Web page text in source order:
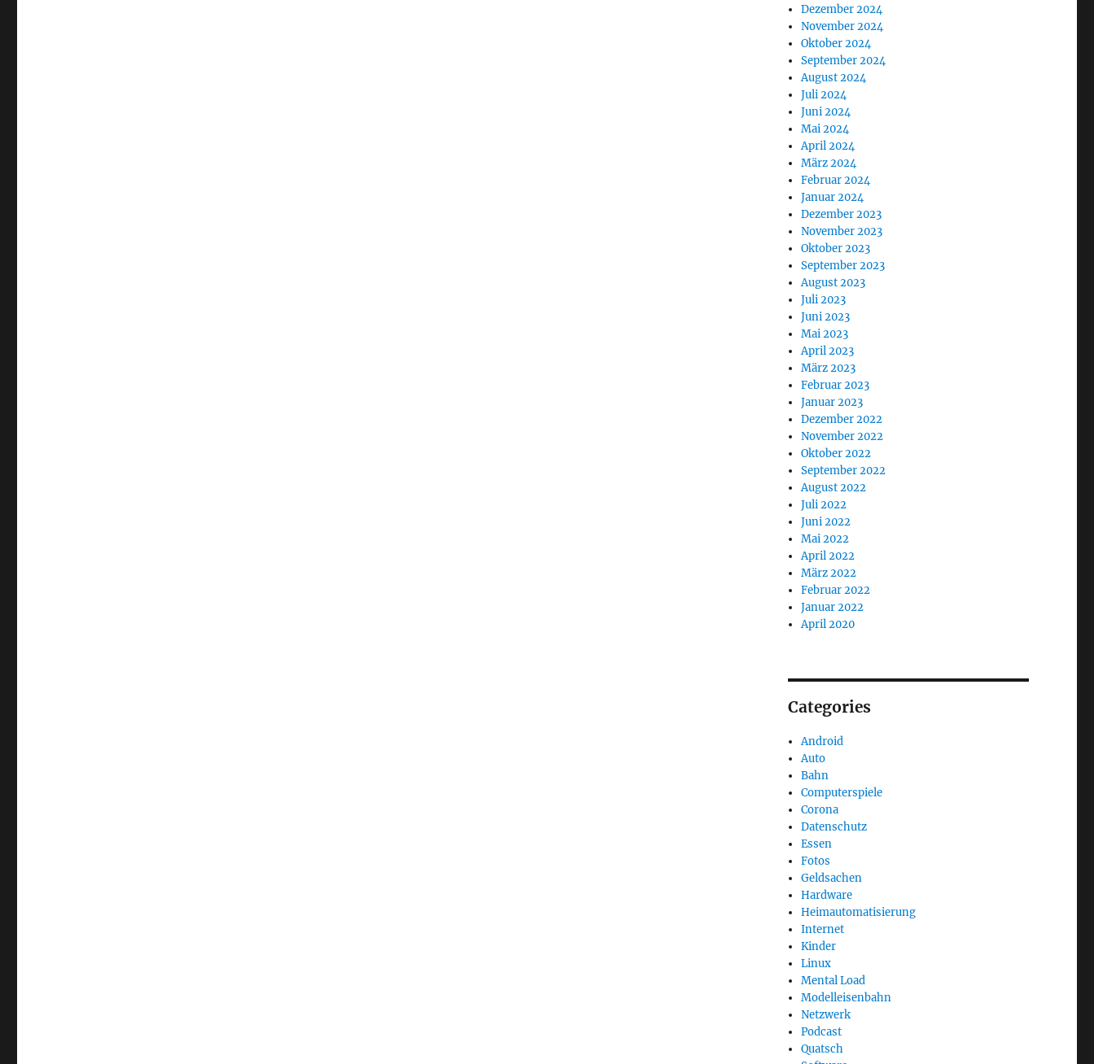
Dezember 2024
November 2024
Oktober 2024
September 2024
August 2024
Juli 2024
Juni 2024
Mai 2024
April 2024
März 2024
Februar 2024
Januar 2024
Dezember 2023
November 2023
Oktober 2023
September 2023
August 2023
Juli 2023
Juni 2023
Mai 2023
April 2023
März 2023
Februar 2023
Januar 2023
Dezember 2022
November 2022
Oktober 2022
September 2022
August 2022
Juli 2022
Juni 2022
Mai 2022
April 2022
März 2022
Februar 2022
Januar 2022
April 2020
Categories
Android
Auto
Bahn
Computerspiele
Corona
Datenschutz
Essen
Fotos
Geldsachen
Hardware
Heimautomatisierung
Internet
Kinder
Linux
Mental Load
Modelleisenbahn
Netzwerk
Podcast
Quatsch